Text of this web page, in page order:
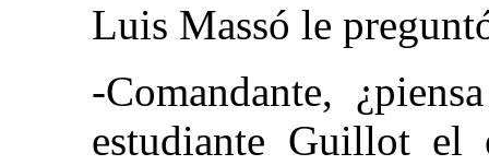
Luis Massó le
-Comandante,
estudiante Guillot el